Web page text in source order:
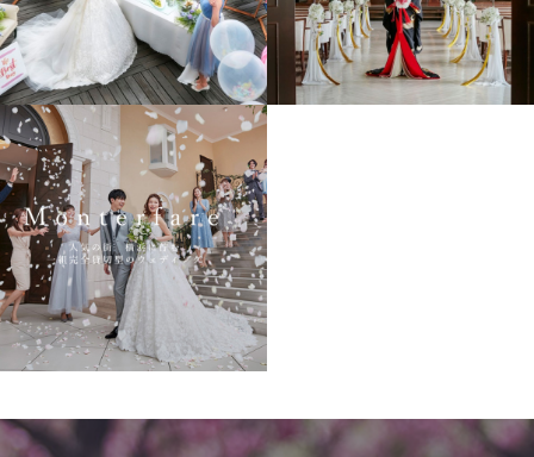
ウエディング会場・モデ
ル撮影
イト制作